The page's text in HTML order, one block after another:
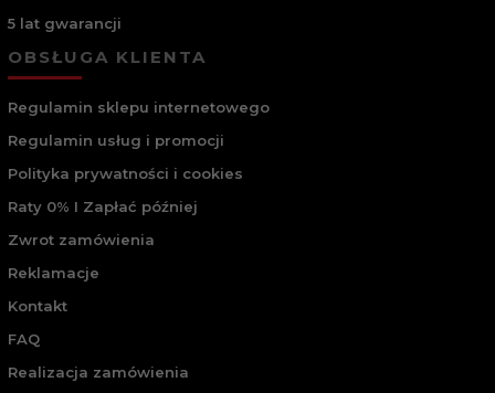
5 lat gwarancji
OBSŁUGA KLIENTA
Regulamin sklepu internetowego
Regulamin usług i promocji
Polityka prywatności i cookies
Raty 0% I Zapłać później
Zwrot zamówienia
Reklamacje
Kontakt
FAQ
Realizacja zamówienia